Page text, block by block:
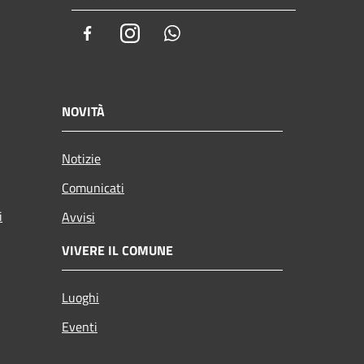
FacebookInstagram
NOVITÀ
Notizie
Comunicati
Avvisi
VIVERE IL COMUNE
Luoghi
Eventi